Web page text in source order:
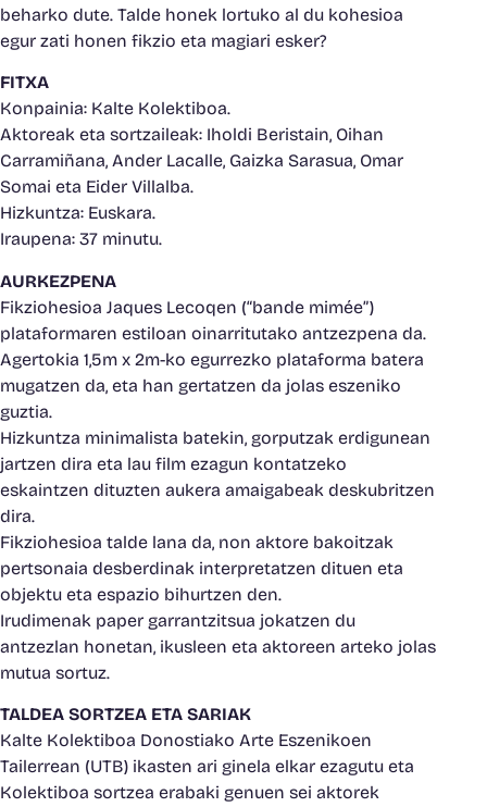
beharko dute. Talde honek lortuko al du kohesioa
egur zati honen fikzio eta magiari esker?
FITXA
Konpainia: Kalte Kolektiboa.
Aktoreak eta sortzaileak: Iholdi Beristain, Oihan
Carramiñana, Ander Lacalle, Gaizka Sarasua, Omar
Somai eta Eider Villalba.
Hizkuntza: Euskara.
Iraupena: 37 minutu.
AURKEZPENA
Fikziohesioa Jaques Lecoqen (“bande mimée”)
plataformaren estiloan oinarritutako antzezpena da.
Agertokia 1,5m x 2m-ko egurrezko plataforma batera
mugatzen da, eta han gertatzen da jolas eszeniko
guztia.
Hizkuntza minimalista batekin, gorputzak erdigunean
jartzen dira eta lau film ezagun kontatzeko
eskaintzen dituzten aukera amaigabeak deskubritzen
dira.
Fikziohesioa talde lana da, non aktore bakoitzak
pertsonaia desberdinak interpretatzen dituen eta
objektu eta espazio bihurtzen den.
Irudimenak paper garrantzitsua jokatzen du
antzezlan honetan, ikusleen eta aktoreen arteko jolas
mutua sortuz.
TALDEA SORTZEA ETA SARIAK
Kalte Kolektiboa Donostiako Arte Eszenikoen
Tailerrean (UTB) ikasten ari ginela elkar ezagutu eta
Kolektiboa sortzea erabaki genuen sei aktorek